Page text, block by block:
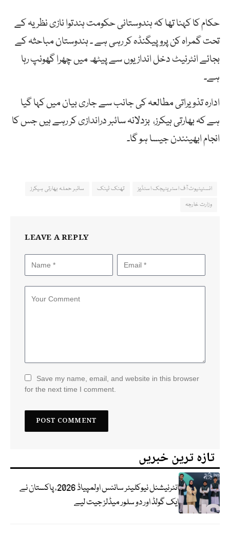
حکام کا کہنا تھا کہ ہندوستانی حکومت ہندتوا نازی نظریہ کے
تحت گمراہ کن پروپیگنڈہ کر رہی ہے ۔ ہندوستان مباحثہ کے
بجائے انٹرنیٹ دخل اندازیوں سے پیٹھ میں چھرا گھونپ رہا
ہے۔
ادارہ تذویراتی مطالعہ کی جانب سے جاری بیان میں کہا گیا
ہے کہ بھارتی ہیکرز، بزدلانہ سائبر دراندازی کر رہے ہیں جس کا
انجام ابھینندن جیسا ہو گا۔
انسٹیٹیوٹ آف اسٹریٹیجک اسٹڈیز تھنک ٹینک
سائبر حملہ بھارتی ہیکرز
وزارت خارجہ
LEAVE A REPLY
Save my name, email, and website in this browser
for the next time I comment.
تازہ ترین خبریں
انٹرنیشنل نیوکلیئر سائنس اولمپیاڈ 2026، پاکستان نے
ایک گولڈ اور دو سلور میڈلز جیت لیے